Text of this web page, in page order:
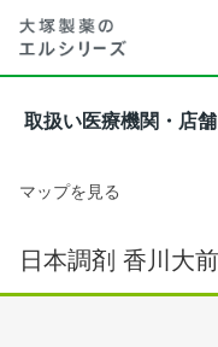
取扱い医療機関・店舗
マップを見る
日本調剤 香川大